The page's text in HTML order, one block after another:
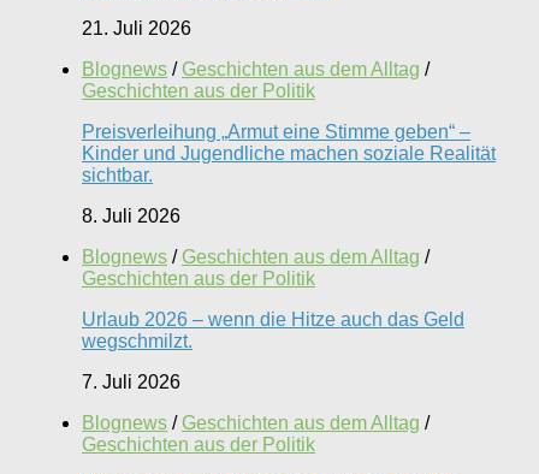
21. Juli 2026
Blognews / Geschichten aus dem Alltag /
Geschichten aus der Politik
Preisverleihung „Armut eine Stimme geben“ –
Kinder und Jugendliche machen soziale Realität
sichtbar.
8. Juli 2026
Blognews / Geschichten aus dem Alltag /
Geschichten aus der Politik
Urlaub 2026 – wenn die Hitze auch das Geld
wegschmilzt.
7. Juli 2026
Blognews / Geschichten aus dem Alltag /
Geschichten aus der Politik